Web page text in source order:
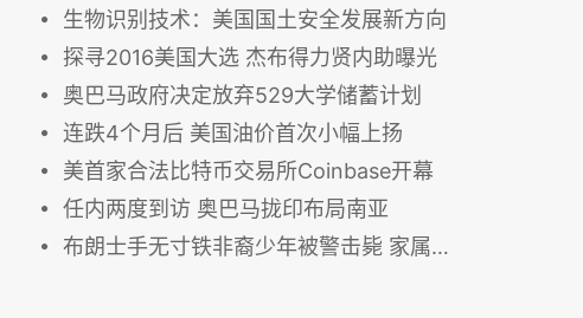
生物识别技术：美国国土安全发展新方向
探寻2016美国大选 杰布得力贤内助曝光
奥巴马政府决定放弃529大学储蓄计划
连跌4个月后 美国油价首次小幅上扬
美首家合法比特币交易所Coinbase开幕
任内两度到访 奥巴马拢印布局南亚
布朗士手无寸铁非裔少年被警击毙 家属将获赔390万